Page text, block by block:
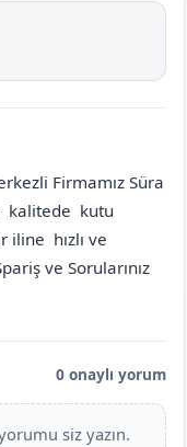
Firmamız Süra
kalitede kutu
iline hızlı ve
ve Sorularınız
0 onaylı yorum
siz yazın.